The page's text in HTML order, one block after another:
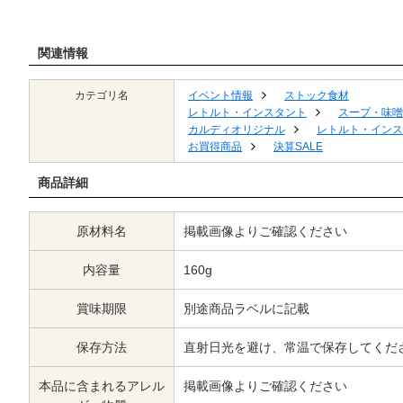
関連情報
カテゴリ名 イベント情報
ストック食材
レトルト・インスタント
スープ・味
カルディオリジナル
レトルト・イン
お買得商品
決算SALE
商品詳細
原材料名 掲載画像よりご確認ください
内容量 160g
賞味期限 別途商品ラベルに記載
保存方法 直射日光を避け、常温で保存してくだ
本品に含まれるアレル
掲載画像よりご確認ください